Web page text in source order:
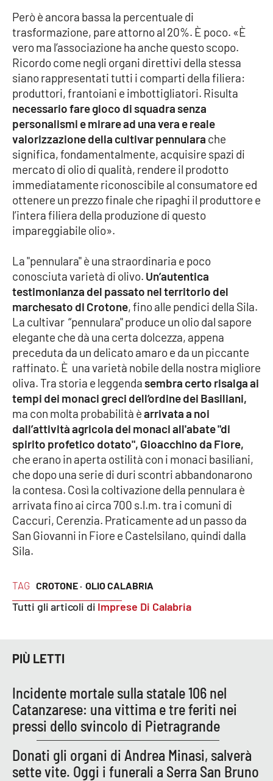
TAG CROTONE · OLIO CALABRIA
Tutti gli articoli di Imprese Di Calabria
Però è ancora bassa la percentuale di
trasformazione, pare attorno al 20%. È poco. «È
vero ma l’associazione ha anche questo scopo.
Ricordo come negli organi direttivi della stessa
siano rappresentati tutti i comparti della filiera:
produttori, frantoiani e imbottigliatori. Risulta
necessario fare gioco di squadra senza
personalismi e mirare ad una vera e reale
valorizzazione della cultivar pennulara che
significa, fondamentalmente, acquisire spazi di
mercato di olio di qualità, rendere il prodotto
immediatamente riconoscibile al consumatore ed
ottenere un prezzo finale che ripaghi il produttore e
l’intera filiera della produzione di questo
impareggiabile olio».
La "pennulara" è una straordinaria e poco
conosciuta varietà di olivo. Un’autentica
testimonianza del passato nel territorio del
marchesato di Crotone, fino alle pendici della Sila.
La cultivar “pennulara" produce un olio dal sapore
elegante che dà una certa dolcezza, appena
preceduta da un delicato amaro e da un piccante
raffinato. È una varietà nobile della nostra migliore
oliva. Tra storia e leggendasembra certo risalga ai
tempi dei monaci greci dell’ordine dei Basiliani,
ma con molta probabilità èarrivata a noi
dall’attività agricola dei monaci all'abate "di
spirito profetico dotato", Gioacchino da Fiore,
che erano in aperta ostilità con i monaci basiliani,
che dopo una serie di duri scontri abbandonarono
la contesa. Così la coltivazione della pennulara è
arrivata fino ai circa 700 s.l.m. tra i comuni di
Caccuri, Cerenzia. Praticamente ad un passo da
San Giovanni in Fiore e Castelsilano, quindi dalla
Sila.
PIÙ LETTI
Incidente mortale sulla statale 106 nel
Catanzarese: una vittima e tre feriti nei
pressi dello svincolo di Pietragrande
Donati gli organi di Andrea Minasi, salverà
sette vite. Oggi i funerali a Serra San Bruno